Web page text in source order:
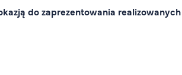
do zaprezentowania